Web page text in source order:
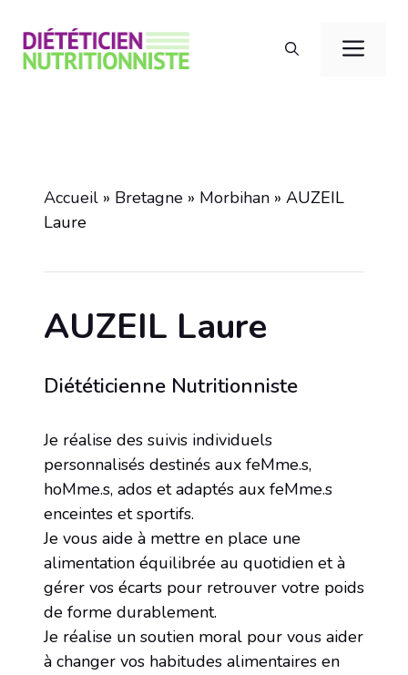
contenu
Accueil » Bretagne » Morbihan » AUZEIL
Laure
AUZEIL Laure
Diététicienne Nutritionniste
Je réalise des suivis individuels
personnalisés destinés aux feMme.s,
hoMme.s, ados et adaptés aux feMme.s
enceintes et sportifs.
Je vous aide à mettre en place une
alimentation équilibrée au quotidien et à
gérer vos écarts pour retrouver votre poids
de forme durablement.
Je réalise un soutien moral pour vous aider
à changer vos habitudes alimentaires en